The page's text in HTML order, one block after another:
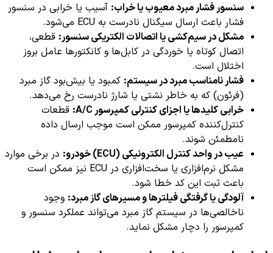
سنسور فشار مبرد معیوب یا خراب: آسیب یا خرابی در سنسور
فشار باعث ارسال سیگنال نادرست به ECU می‌شود.
مشکل در سیم‌کشی یا اتصالات الکتریکی سنسور: قطعی،
اتصال کوتاه یا خوردگی در کابل‌ها و کانکتورها عامل بروز
اختلال است.
فشار نامناسب مبرد در سیستم: کمبود یا بیش‌بود گاز مبرد
(فرئون) که به خاطر نشتی یا شارژ نادرست رخ می‌دهد.
خرابی کلیدها یا اجزای کنترلی کمپرسور A/C:
قطعات
کنترل‌کننده کمپرسور ممکن است موجب ارسال داده
نامطمئن شوند.
عیب در واحد کنترل الکترونیکی (ECU) خودرو:
در برخی موارد
مشکل نرم‌افزاری یا سخت‌افزاری در ECU نیز ممکن است
باعث ثبت این کد خطا شود.
آلودگی یا گرفتگی فیلترها و مسیرهای گاز مبرد: وجود
ناخالصی‌ها در سیستم گاز مبرد می‌تواند عملکرد سنسور و
کمپرسور را دچار مشکل نماید.